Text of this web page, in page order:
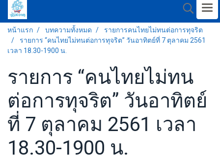
หน้าแรก บทความทั้งหมด
รายการคนไทยไม่ทนต่อการทุจริต
รายการ “คนไทยไม่ทนต่อการทุจริต” วันอาทิตย์ที่ 7 ตุลาคม 2561
เวลา 18.30-1900 น.
รายการ “คนไทยไม่ทน
ต่อการทุจริต” วันอาทิตย์
ที่ 7 ตุลาคม 2561 เวลา
18.30-1900 น.